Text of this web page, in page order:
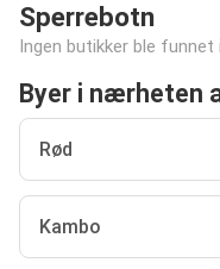
Sperrebotn
Ingen butikker ble funnet
Byer i nærheten
Rød
Kambo